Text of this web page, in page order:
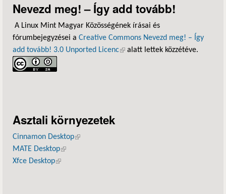
Nevezd meg! – Így add tovább!
A Linux Mint Magyar Közösségének írásai és
fórumbejegyzései a Creative Commons Nevezd meg! – Így
add tovább! 3.0 Unported Licenc(külső hivatkozás)
alatt lettek közzétéve.
Asztali környezetek
Cinnamon Desktop(külső hivatkozás)
MATE Desktop(külső hivatkozás)
Xfce Desktop(külső hivatkozás)